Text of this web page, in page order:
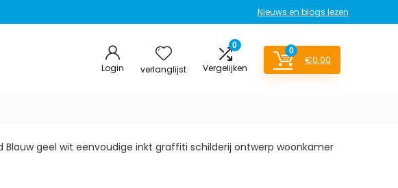
Nieuws en blogs lezen
Login verlanglijst
0
Vergelijken
0
€0.00
geel wit eenvoudige inkt graffiti schilderij ontwerp woonkamer